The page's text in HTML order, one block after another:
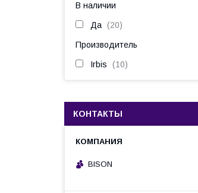
В наличии
Да 20
Производитель
Irbis 10
КОНТАКТЫ
BISON